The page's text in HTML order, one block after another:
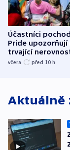
Účastníci
Pride upozorňují
trvající
společenskou
včera před 10 h
Aktuálně